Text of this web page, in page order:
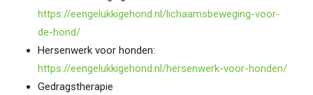
https://eengelukkigehond.nl/lichaamsbeweging-voor-
de-hond/
Hersenwerk voor honden:
https://eengelukkigehond.nl/hersenwerk-voor-honden/
Gedragstherapie